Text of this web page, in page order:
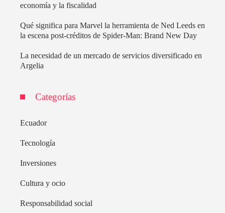
economía y la fiscalidad
Qué significa para Marvel la herramienta de Ned Leeds en
la escena post-créditos de Spider-Man: Brand New Day
La necesidad de un mercado de servicios diversificado en
Argelia
Categorías
Ecuador
Tecnología
Inversiones
Cultura y ocio
Responsabilidad social